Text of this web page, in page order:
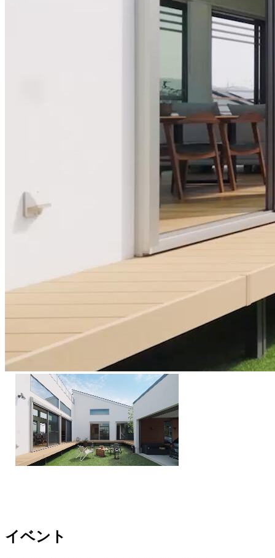
イベント